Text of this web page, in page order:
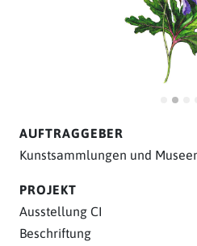
AUFTRAGGEBER
Kunstsammlungen und
PROJEKT
Ausstellung CI
Beschriftung